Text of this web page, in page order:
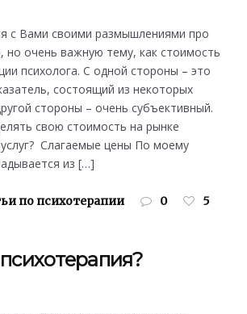
с Вами своими размышлениями про
но очень важную тему, как стоимость
психолога. С одной стороны – это
состоящий из некоторых
стороны – очень субъективный.
свою стоимость на рынке
услуг? Слагаемые цены По моему
из […]
по психотерапии 0 5